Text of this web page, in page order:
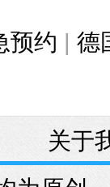
预约 | 德
关于